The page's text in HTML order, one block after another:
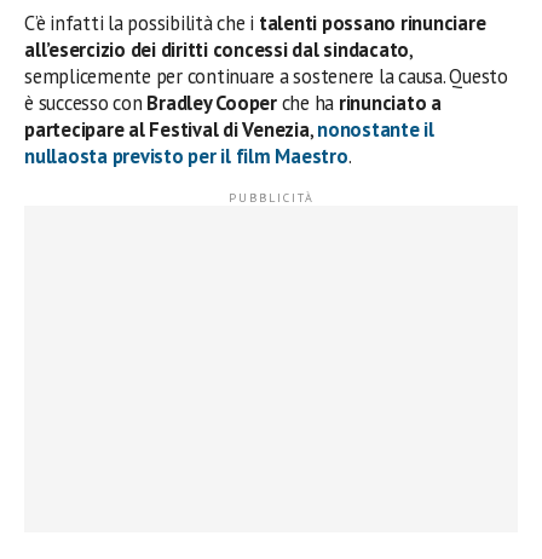
C’è infatti la possibilità che i talenti possano rinunciare
all’esercizio dei diritti concessi dal sindacato,
semplicemente per continuare a sostenere la causa. Questo
è successo con Bradley Cooperche ha rinunciato a
partecipare al Festival di Venezia,nonostante il
nullaosta previsto per il film Maestro.